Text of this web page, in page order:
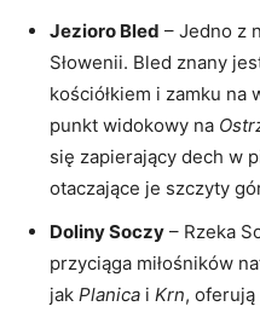
Jezioro Bled – Jedno z
Słowenii. Bled znany
kościółkiem i zamku
punkt widokowy na
się zapierający dech w
otaczające je⁣ szczyty
Doliny Soczy – Rzeka
przyciąga miłośników
jak Planica i Krn,